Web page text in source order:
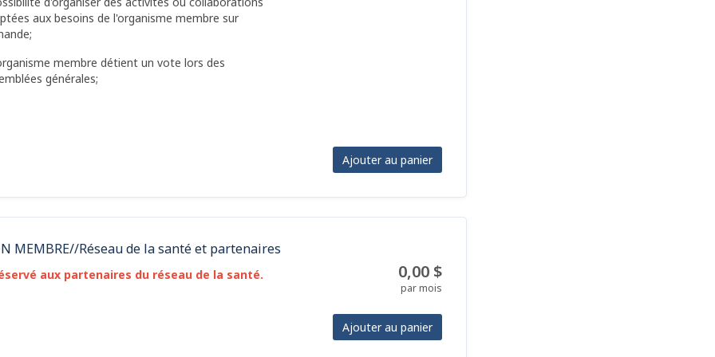
aux besoins de l'organisme membre sur
membre détient un vote lors des
générales;
Ajouter au panier
MEMBRE//Réseau de la santé et partenaires
aux partenaires du réseau de la santé. 0,00 $
par mois
Ajouter au panier